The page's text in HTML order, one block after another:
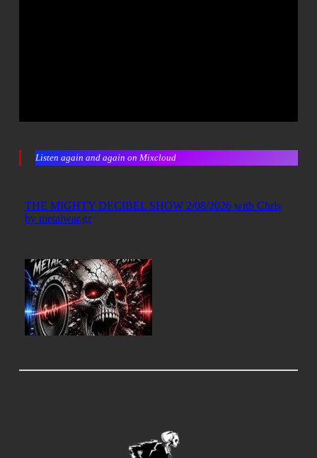
Listen again and again on Mixcloud